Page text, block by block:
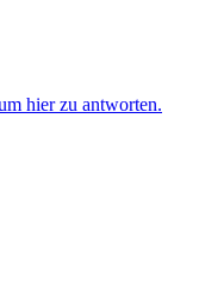
hier zu antworten.